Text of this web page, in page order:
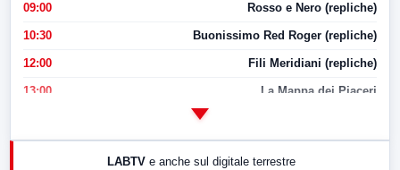
09:00 Rosso e Nero (repliche)
10:30 Buonissimo Red Roger (repliche)
12:00 Fili Meridiani (repliche)
13:00 La Mappa dei Piaceri
LABTV e anche sul digitale terrestre